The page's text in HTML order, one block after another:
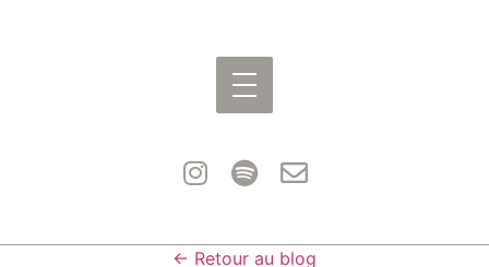
← Retour au blog